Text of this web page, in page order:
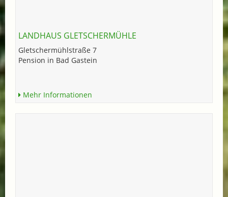
LANDHAUS GLETSCHERMÜHLE
Gletschermühlstraße 7
Pension in Bad Gastein
Mehr Informationen